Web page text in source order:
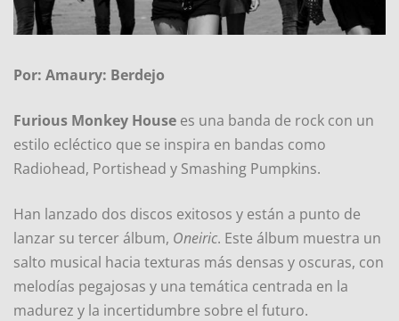
Por: Amaury: Berdejo
Furious Monkey House es una banda de rock con un
estilo ecléctico que se inspira en bandas como
Radiohead, Portishead y Smashing Pumpkins.
Han lanzado dos discos exitosos y están a punto de
lanzar su tercer álbum, Oneiric. Este álbum muestra un
salto musical hacia texturas más densas y oscuras, con
melodías pegajosas y una temática centrada en la
madurez y la incertidumbre sobre el futuro.